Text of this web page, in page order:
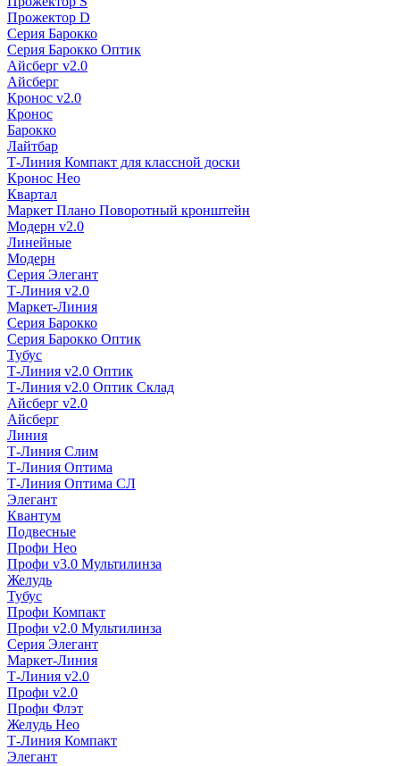
Прожектор D
Серия Барокко
Серия Барокко Оптик
Айсберг v2.0
Айсберг
Кронос v2.0
Кронос
Барокко
Лайтбар
Т-Линия Компакт для классной доски
Кронос Нео
Квартал
Маркет Плано Поворотный кронштейн
Модерн v2.0
Линейные
Модерн
Серия Элегант
Т-Линия v2.0
Маркет-Линия
Серия Барокко
Серия Барокко Оптик
Тубус
Т-Линия v2.0 Оптик
Т-Линия v2.0 Оптик Склад
Айсберг v2.0
Айсберг
Линия
Т-Линия Слим
Т-Линия Оптима
Т-Линия Оптима СЛ
Элегант
Квантум
Подвесные
Профи Нео
Профи v3.0 Мультилинза
Желудь
Тубус
Профи Компакт
Профи v2.0 Мультилинза
Серия Элегант
Маркет-Линия
Т-Линия v2.0
Профи v2.0
Профи Флэт
Желудь Нео
Т-Линия Компакт
Элегант